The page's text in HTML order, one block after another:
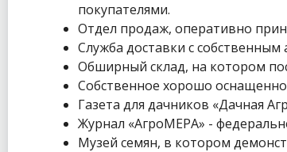
покупателями.
Отдел продаж, оперативно
Служба доставки с
Обширный склад, на котором
Собственное хорошо
Газета для дачников «Дачная
Журнал «АгроМЕРА» -
Музей семян, в котором